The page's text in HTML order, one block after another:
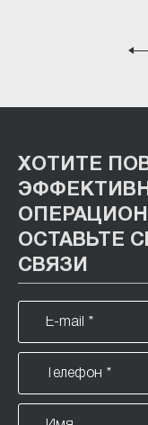
ХОТИТЕ
ОСТАВЬТЕ
СВЯЗИ